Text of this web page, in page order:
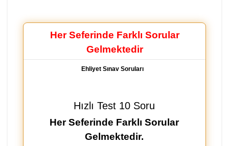
Her Seferinde Farklı Sorular
Gelmektedir
Ehliyet Sınav Soruları
Hızlı Test 10 Soru
Her Seferinde Farklı Sorular
Gelmektedir.